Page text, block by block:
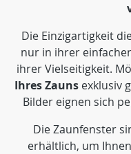
Die Einzigartigkeit
nur in ihrer
ihrer Vielseitigkeit.
Ihres Zauns exklusiv
Bilder eignen sich
Die Zaunfenster
erhältlich, um